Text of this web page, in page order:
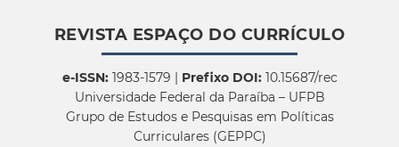
REVISTA ESPAÇO DO CURRÍCULO
e-ISSN:1983-1579 | Prefixo DOI:10.15687/rec
Universidade Federal da Paraíba – UFPB
Grupo de Estudos e Pesquisas em Políticas
Curriculares (GEPPC)